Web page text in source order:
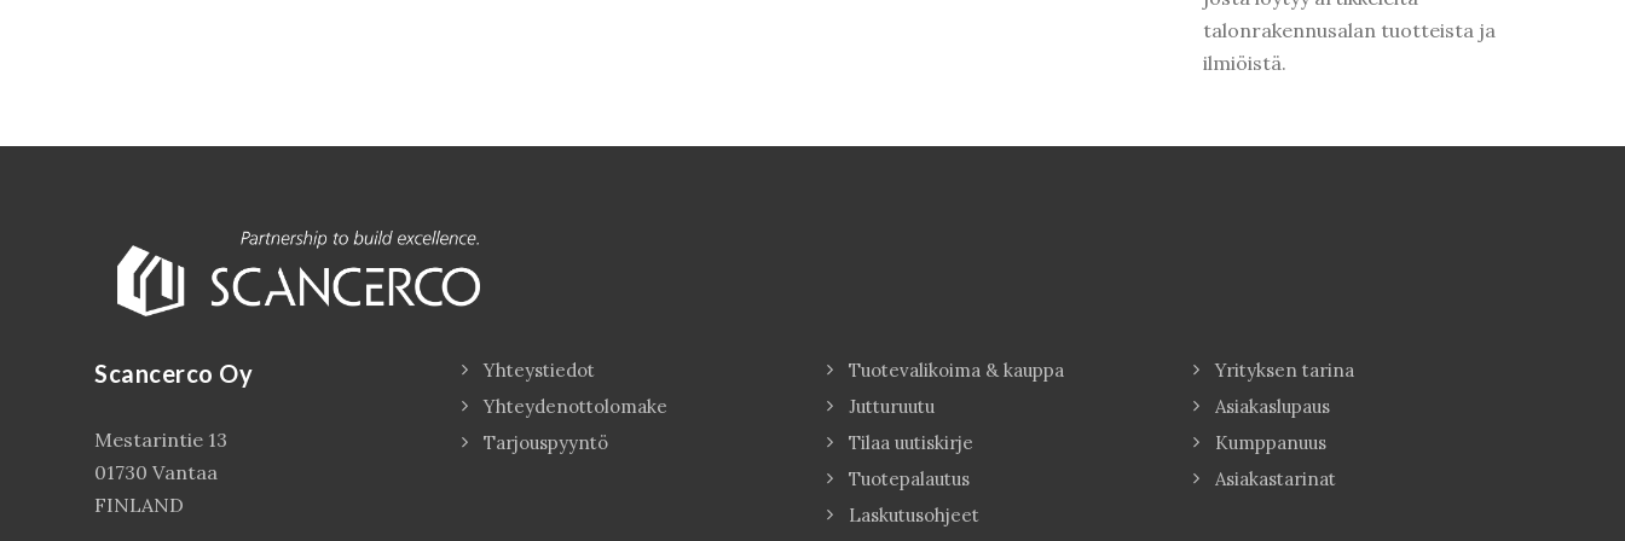
talonrakennusalan tuotteista ja
ilmiöistä.
Scancerco Oy
Mestarintie 13
01730 Vantaa
FINLAND
Yhteystiedot
Yhteydenottolomake
Tarjouspyyntö
Tuotevalikoima & kauppa
Jutturuutu
Tilaa uutiskirje
Tuotepalautus
Laskutusohjeet
Yrityksen tarina
Asiakaslupaus
Kumppanuus
Asiakastarinat